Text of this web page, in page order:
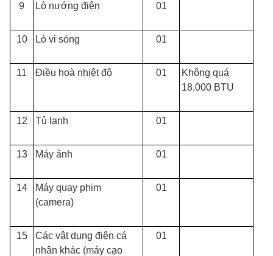
9 Lò nướng điện 01
10 Lò vi sóng 01
11 Điều hoà nhiệt độ 01
Không quá
18.000 BTU
12 Tủ lạnh 01
13 Máy ảnh 01
14
Máy quay phim
(camera)
01
15
Các vật dụng điện cá
nhân khác (máy cạo
01